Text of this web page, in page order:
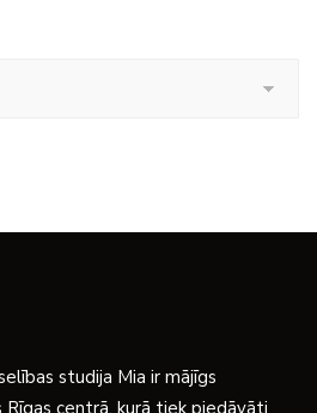
studija Mia ir mājīgs
Rīgas centrā, kurā tiek piedāvāti